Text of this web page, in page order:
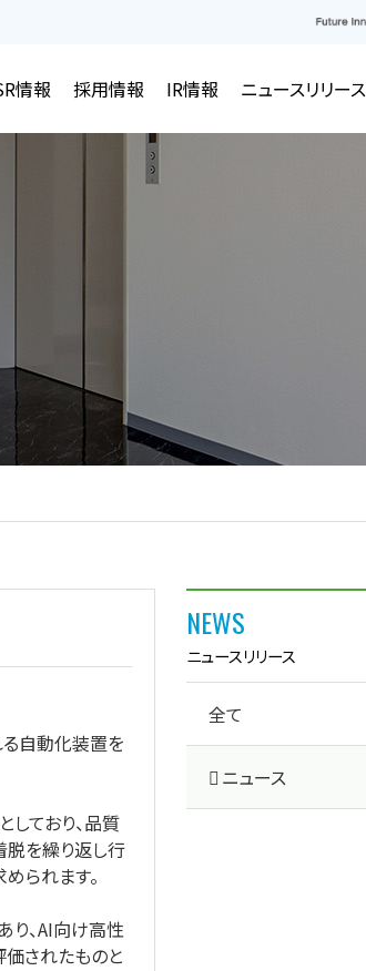
その他の関連装置
情報 採用情報 IR情報 ニュースリリース
自動化装置を
ており、品質
脱を繰り返し行
られます。
り、AI向け高性
されたものと
NEWS
ニュースリリース
全て
ニュース